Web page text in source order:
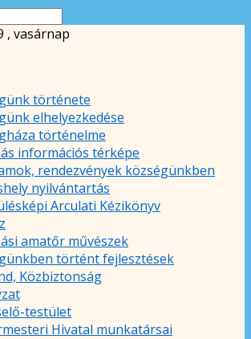
, vasárnap
története
elhelyezkedése
történelme
információs térképe
rendezvények községünkben
nyilvántartás
Arculati Kézikönyv
amatőr művészek
történt fejlesztések
Közbiztonság
testület
Hivatal munkatársai